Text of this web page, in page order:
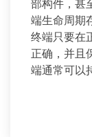
部构件，甚
端生命周期
终端只要在
正确，并且
端通常可以